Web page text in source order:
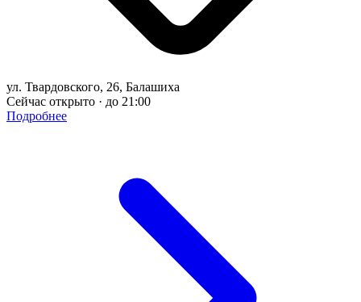
ул. Твардовского, 26, Балашиха
Сейчас открыто · до 21:00
Подробнее